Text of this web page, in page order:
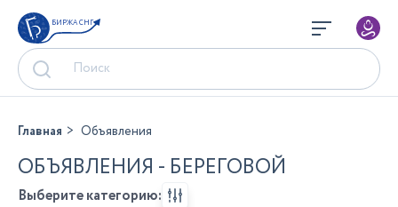
БИРЖА СНГ
Главная Объявления
ОБЪЯВЛЕНИЯ - БЕРЕГОВОЙ
Выберите категорию: